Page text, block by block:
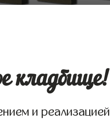
кладбище!
и реализацией